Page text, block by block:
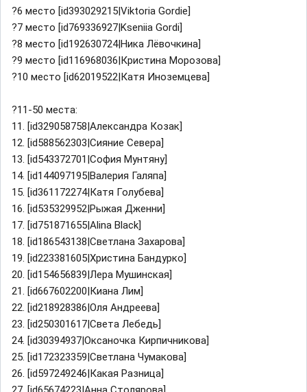
?6 место [id393029215|Viktoria Gordie]
?7 место [id769336927|Kseniia Gordi]
?8 место [id192630724|Ника Лёвочкина]
?9 место [id116968036|Кристина Морозова]
?10 место [id62019522|Катя Иноземцева]
?11-50 места:
11. [id329058758|Александра Козак]
12. [id588562303|Сияние Севера]
13. [id543372701|София Мунтяну]
14. [id144097195|Валерия Галяпа]
15. [id361172274|Катя Голубева]
16. [id535329952|Рыжая Дженни]
17. [id751871655|Alina Black]
18. [id186543138|Светлана Захарова]
19. [id223381605|Христина Бандурко]
20. [id154656839|Лера Мушинская]
21. [id667602200|Киана Лим]
22. [id218928386|Оля Андреева]
23. [id250301617|Света Лебедь]
24. [id30394937|Оксаночка Кирпичникова]
25. [id172323359|Светлана Чумакова]
26. [id597249246|Какая Разница]